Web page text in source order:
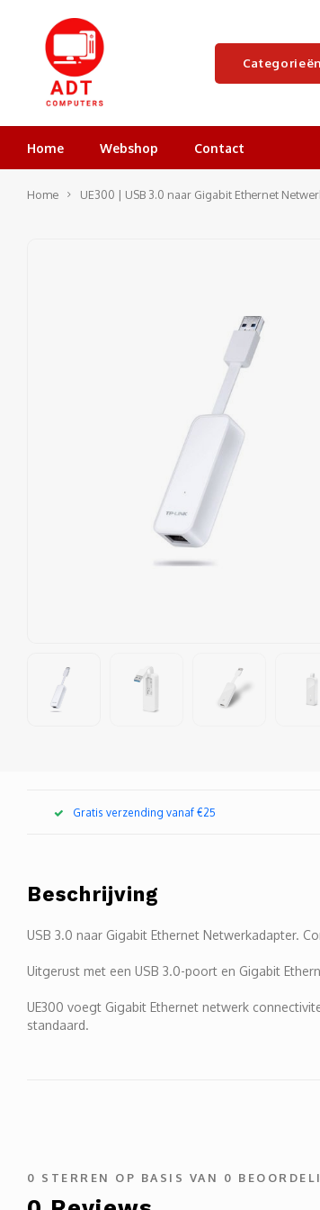
Categorieën
Home Webshop Contact
Home UE300 | USB 3.0 naar Gigabit Ethernet
Gratis verzending vanaf €25
Beschrijving
USB 3.0 naar Gigabit Ethernet Netwerkadapter.
Uitgerust met een USB 3.0-poort en Gigabit
UE300 voegt Gigabit Ethernet netwerk
standaard.
0 STERREN OP BASIS VAN 0